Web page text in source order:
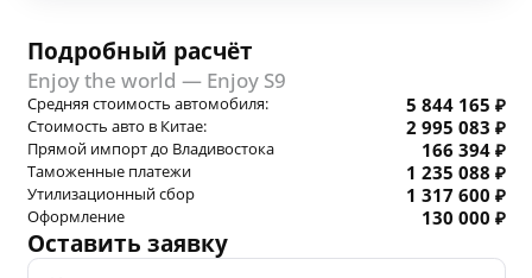
Подробный расчёт
Enjoy the world — Enjoy S9
Средняя стоимость автомобиля: 5 844 165 ₽
Стоимость авто в Китае: 2 995 083 ₽
Прямой импорт до Владивостока 166 394 ₽
Таможенные платежи 1 235 088 ₽
Утилизационный сбор 1 317 600 ₽
Оформление 130 000 ₽
Оставить заявку